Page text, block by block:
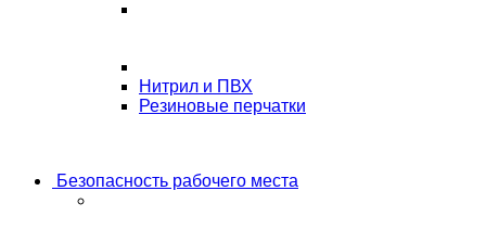
Нитрил и ПВХ
Резиновые перчатки
Безопасность рабочего места